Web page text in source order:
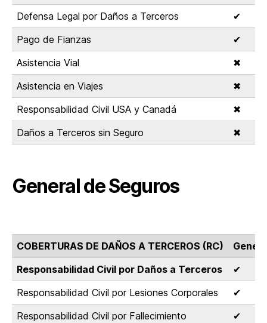
Defensa Legal por Daños a Terceros
✔
Pago de Fianzas
✔
Asistencia Vial
✖
Asistencia en Viajes
✖
Responsabilidad Civil USA y Canadá
✖
Daños a Terceros sin Seguro
✖
General de Seguros
COBERTURAS DE DAÑOS A TERCEROS (RC)
Responsabilidad Civil por Daños a Terceros
✔
Responsabilidad Civil por Lesiones Corporales
✔
Responsabilidad Civil por Fallecimiento
✔